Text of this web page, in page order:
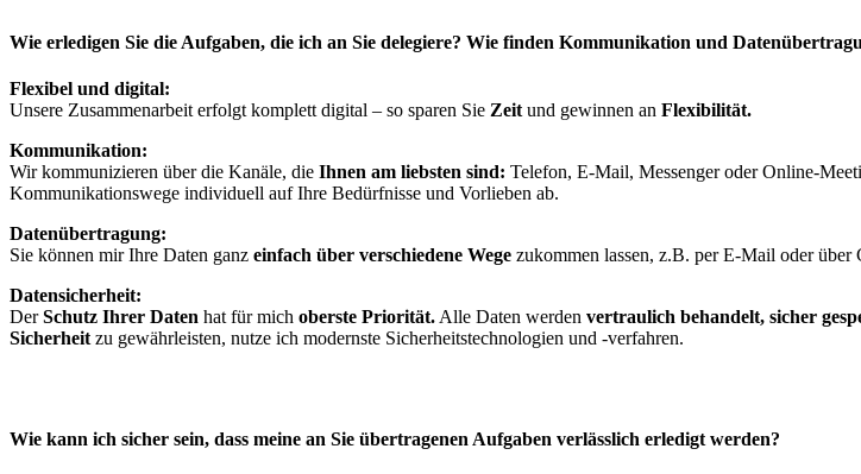
Wie erledigen Sie die Aufgaben, die ich an Sie delegiere? Wie finden Kommunikation und
Flexibel und digital:
Unsere Zusammenarbeit erfolgt komplett digital – so sparen Sie Zeit und gewinnen an Flexibilität.
Kommunikation:
Wir kommunizieren über die Kanäle, die Ihnen am liebsten sind: Telefon, E-Mail, Messenger oder Online-
Kommunikationswege individuell auf Ihre Bedürfnisse und Vorlieben ab.
Datenübertragung:
Sie können mir Ihre Daten ganz einfach über verschiedene Wege zukommen lassen, z.B. per E-Mail oder
Datensicherheit:
DerSchutz Ihrer Daten hat für mich oberste Priorität. Alle Daten werden vertraulich behandelt, sicher
Sicherheit zu gewährleisten, nutze ich modernste Sicherheitstechnologien und -verfahren.
Wie kann ich sicher sein, dass meine an Sie übertragenen Aufgaben verlässlich erledigt werden?